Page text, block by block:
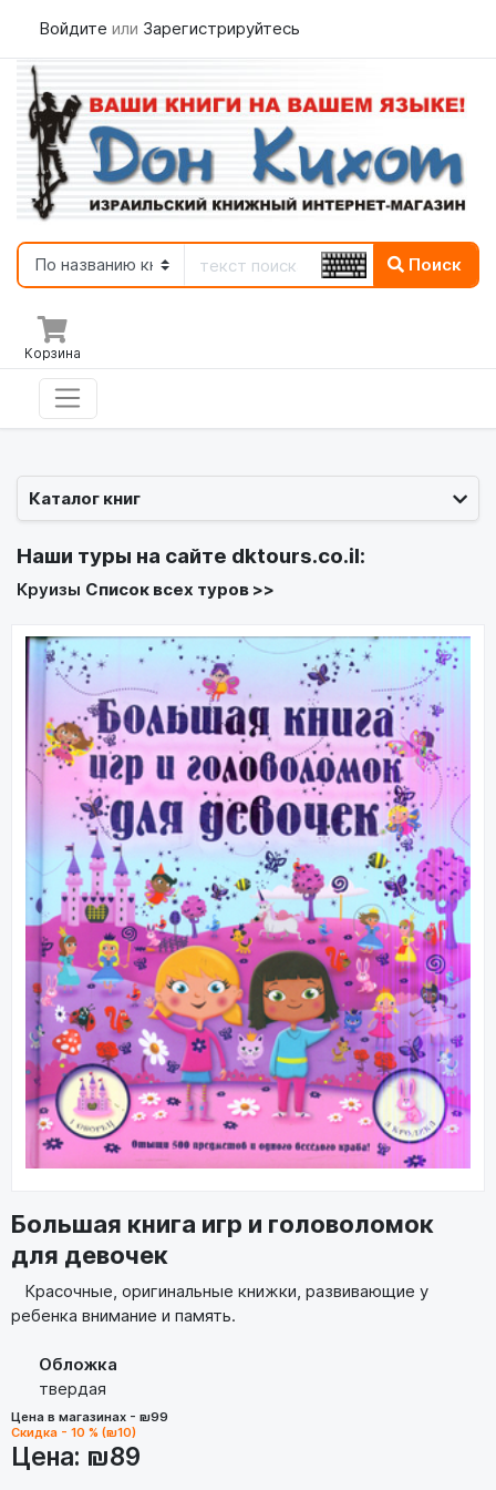
Войдите или Зарегистрируйтесь
Поиск
Корзина
Каталог книг
Наши туры на сайте dktours.co.il:
Круизы Список всех туров >>
Большая книга игр и головоломок
для девочек
Красочные, оригинальные книжки, развивающие у
ребенка внимание и память.
Обложка
твердая
Цена в магазинах - ₪99
Скидка - 10 % (₪10)
Цена: ₪89